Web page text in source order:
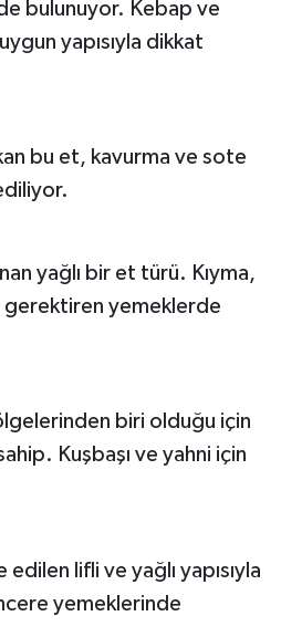
bulunuyor. Kebap ve
yapısıyla dikkat
bu et, kavurma ve sote
yağlı bir et türü. Kıyma,
gerektiren yemeklerde
biri olduğu için
Kuşbaşı ve yahni için
edilen lifli ve yağlı yapısıyla
yemeklerinde